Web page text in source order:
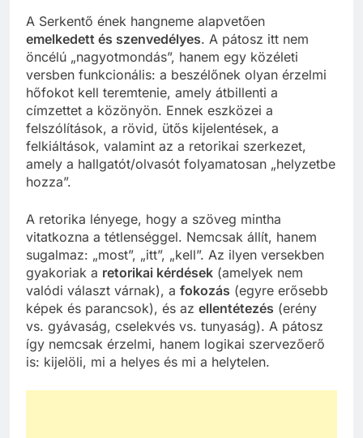
A Serkentő ének hangneme alapvetően
emelkedett és szenvedélyes. A pátosz itt nem
öncélú „nagyotmondás”, hanem egy közéleti
versben funkcionális: a beszélőnek olyan érzelmi
hőfokot kell teremtenie, amely átbillenti a
címzettet a közönyön. Ennek eszközei a
felszólítások, a rövid, ütős kijelentések, a
felkiáltások, valamint az a retorikai szerkezet,
amely a hallgatót/olvasót folyamatosan „helyzetbe
hozza”.
A retorika lényege, hogy a szöveg mintha
vitatkozna a tétlenséggel. Nemcsak állít, hanem
sugalmaz: „most”, „itt”, „kell”. Az ilyen versekben
gyakoriak a retorikai kérdések (amelyek nem
valódi választ várnak), a fokozás (egyre erősebb
képek és parancsok), és az ellentétezés (erény
vs. gyávaság, cselekvés vs. tunyaság). A pátosz
így nemcsak érzelmi, hanem logikai szervezőerő
is: kijelöli, mi a helyes és mi a helytelen.